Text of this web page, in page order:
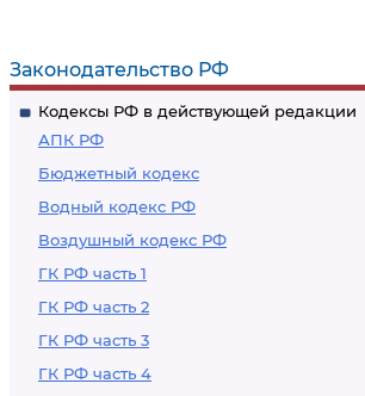
Законодательство РФ
Кодексы РФ в действующей редакции
АПК РФ
Бюджетный кодекс
Водный кодекс РФ
Воздушный кодекс РФ
ГК РФ часть 1
ГК РФ часть 2
ГК РФ часть 3
ГК РФ часть 4
жильцов